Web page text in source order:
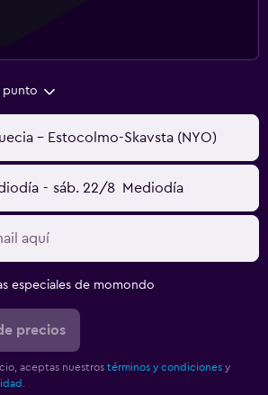
punto
- Estocolmo-Skavsta (NYO)
- sáb. 22/8 Mediodía
especiales de momondo
precios
aceptas nuestros términos y condiciones y